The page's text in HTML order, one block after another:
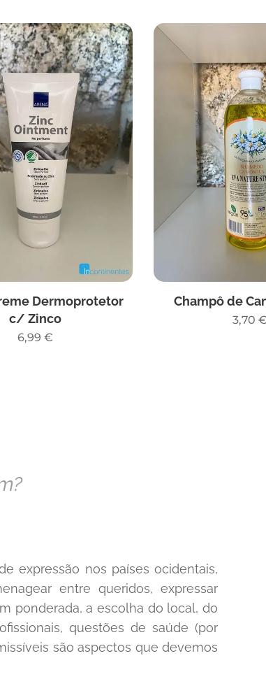
Dermoprotetor
c/ Zinco
6,99 €
Champô de
3,70 €
expressão nos países ocidentais,
entre queridos, expressar
ponderada, a escolha do local, do
questões de saúde (por
são aspectos que devemos